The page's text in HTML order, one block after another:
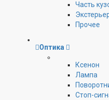
Часть
Прочее
Оптика
Ксенон
Лампа
Стоп-